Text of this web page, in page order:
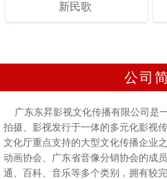
新民歌
公司
广东东昇影视文化传播有限公司是
拍摄、影视发行于一体的多元化影视
文化厅重点支持的大型文化传播企业
动画协会、广东省音像分销协会的成
通、百科、音乐等多个类别，拥有